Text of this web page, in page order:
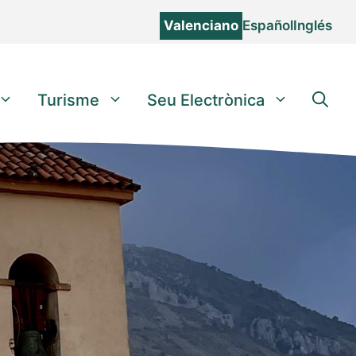
Valenciano EspañolInglés
Turisme Seu Electrònica